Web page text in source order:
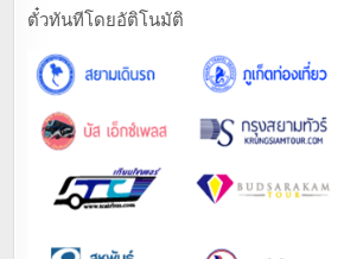
ตั๋วทันทีโดยอัติโนมัติ